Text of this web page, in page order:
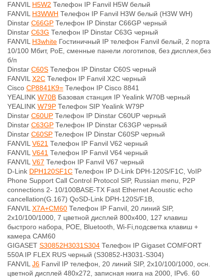
FANVIL H5W2 Телефон IP Fanvil H5W белый
FANVIL H3WWH Телефон IP Fanvil H3W белый (H3W WH)
Dinstar C66GP Телефон IP Dinstar C66GP черный
Dinstar C63G Телефон IP Dinstar C63G черный
FANVIL H3white Гостиничный IP телефон Fanvil белый, 2 порта
10/100 Мбит, PoE, сменные панели логотипов, без дисплея,без
б/п
Dinstar C60S Телефон IP Dinstar C60S черный
FANVILX2C Телефон IP Fanvil X2C черный
Cisco CP8841K9= Телефон IP Cisco 8841
YEALINK W70B Базовая станция IP Yealink W70B черный
YEALINK W79P Телефон SIP Yealink W79P
Dinstar C60UP Телефон IP Dinstar C60UP черный
Dinstar C63GP Телефон IP Dinstar C63GP черный
Dinstar C60SP Телефон IP Dinstar C60SP черный
FANVILV621 Телефон IP Fanvil V62 черный
FANVILV641 Телефон IP Fanvil V64 черный
FANVILV67 Телефон IP Fanvil V67 черный
D-Link DPH120SF1C Телефон IP D-Link DPH-120S/F1C, VoIP
Phone Support Call Control Protocol SIP, Russian menu, P2P
connections 2- 10/100BASE-TX Fast Ethernet Acoustic echo
cancellation(G.167) QoSD-Link DPH-120S/F1B,
FANVILX7A+CM60 Телефон IP Fanvil, 20 линий SIP,
2х10/100/1000, 7 цветной дисплей 800x400, 127 клавиш
быстрого набора, POE, Bluetooth, Wi-Fi,подсветка клавиш +
камера CAM60
GIGASET S30852H3031S304 Телефон IP Gigaset COMFORT
550A IP FLEX RUS черный (S30852-H3031-S304)
FANVILJ6 Fanvil IP телефон, 20 линий SIP, 2х10/100/1000, осн.
цветной дисплей 480x272, записная нкига на 2000, IPv6. 60